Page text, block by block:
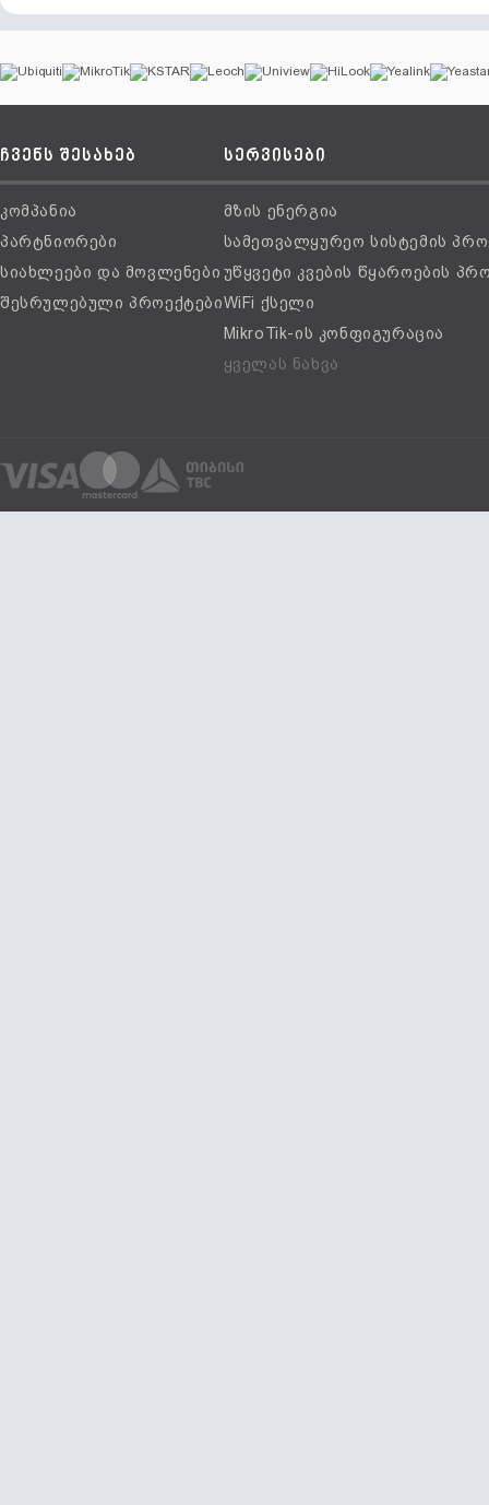
ჩვენს შესახებ
კომპანია
პარტნიორები
სიახლეები და მოვლენები
შესრულებული პროექტები
სერვისები
მზის ენერგია
სამეთვალყურეო სისტემის
უწყვეტი კვების წყაროების
WiFi ქსელი
MikroTik-ის კონფიგურაცია
ყველას ნახვა